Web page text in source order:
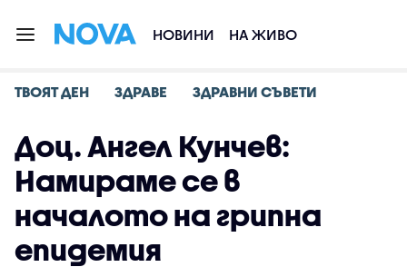
НОВИНИ НА ЖИВО
ТВОЯТ ДЕН ЗДРАВЕ ЗДРАВНИ СЪВЕТИ
Доц. Ангел Кунчев:
Намираме се в
началото на грипна
епидемия